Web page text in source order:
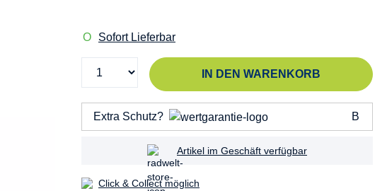
Sofort Lieferbar
IN DEN WARENKORB
Extra Schutz?
Artikel im Geschäft verfügbar
Click & Collect möglich